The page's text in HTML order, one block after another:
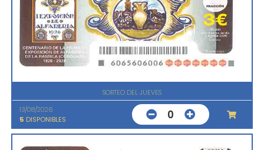
SORTEO DEL JUEVES
13/08/2026
5 DISPONIBLES 0